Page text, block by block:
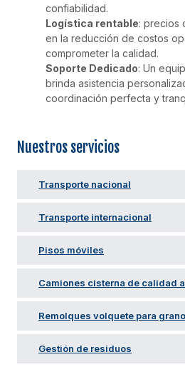
Nuestros servicios
Transporte nacional​
Transporte internacional
Pisos móviles
Camiones cisterna de calidad
Remolques volquete para
Gestión de residuos
confiabilidad.
Logística rentable: precios
en la reducción de costos
comprometer la calidad.
Soporte Dedicado: Un
brinda asistencia
coordinación perfecta y